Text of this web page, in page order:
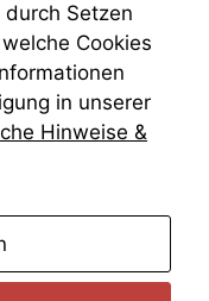
Setzen
Cookies
in unserer
Hinweise &